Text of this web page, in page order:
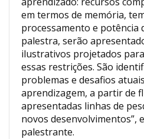
em termos de memória,
processamento e potência
palestra, serão
ilustrativos projetados
essas restrições. São
problemas e desafios
aprendizagem, a partir de
apresentadas linhas de
novos desenvolvimentos”,
palestrante.